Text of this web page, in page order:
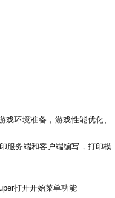
戏环境准备，游戏性能优化、
服务端和客户端编写，打印模
打开开始菜单功能